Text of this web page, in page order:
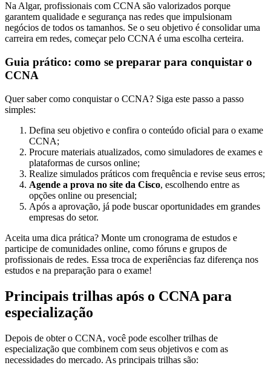
Na Algar, profissionais com CCNA são valorizados porque
garantem qualidade e segurança nas redes que impulsionam
negócios de todos os tamanhos. Se o seu objetivo é consolidar uma
carreira em redes, começar pelo CCNA é uma escolha certeira.
Guia prático: como se preparar para conquistar o
CCNA
Quer saber como conquistar o CCNA? Siga este passo a passo
simples:
Defina seu objetivo e confira o conteúdo oficial para o exame
CCNA;
Procure materiais atualizados, como simuladores de exames e
plataformas de cursos online;
Realize simulados práticos com frequência e revise seus erros;
Agende a prova no site da Cisco, escolhendo entre as
opções online ou presencial;
Após a aprovação, já pode buscar oportunidades em grandes
empresas do setor.
Aceita uma dica prática? Monte um cronograma de estudos e
participe de comunidades online, como fóruns e grupos de
profissionais de redes. Essa troca de experiências faz diferença nos
estudos e na preparação para o exame!
Principais trilhas após o CCNA para
especialização
Depois de obter o CCNA, você pode escolher trilhas de
especialização que combinem com seus objetivos e com as
necessidades do mercado. As principais trilhas são: